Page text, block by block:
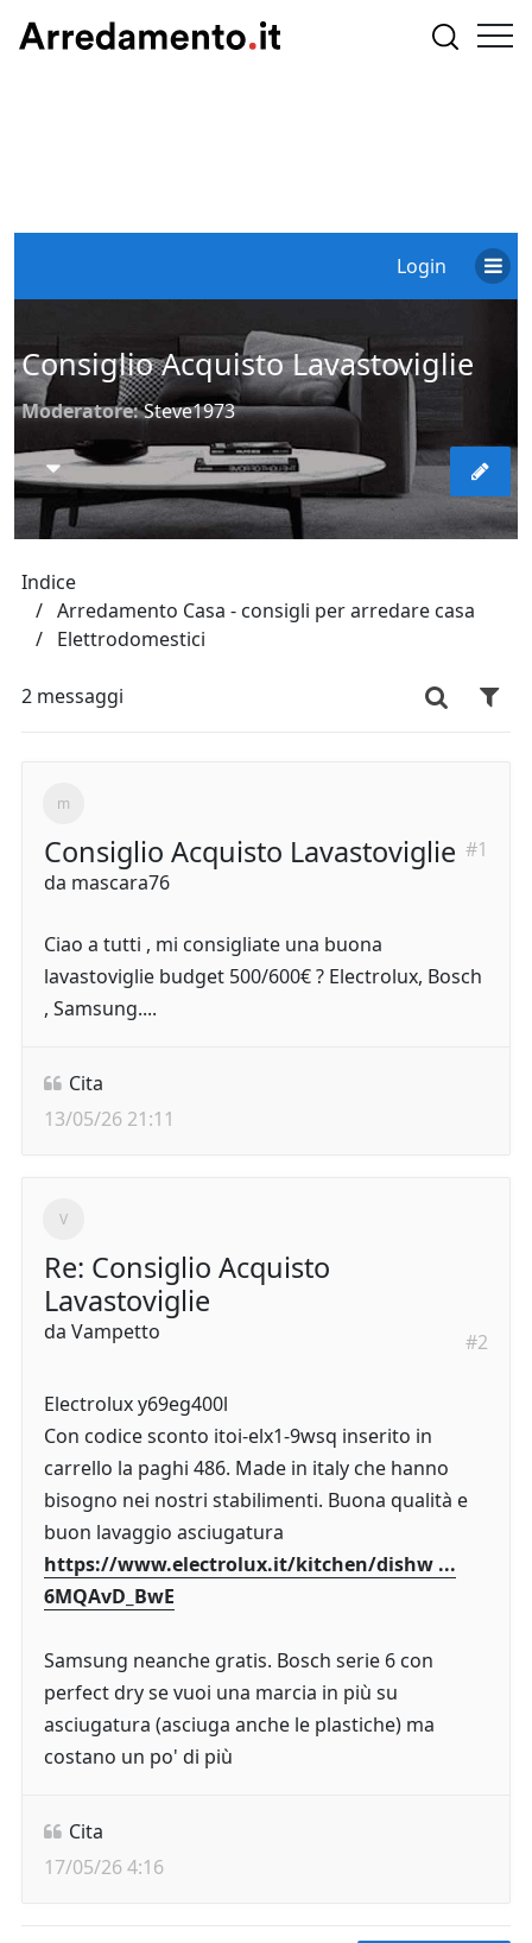
Login
Consiglio Acquisto Lavastoviglie
Moderatore:Steve1973
Indice
Arredamento Casa - consigli per arredare casa
Elettrodomestici
2 messaggi
Consiglio Acquisto Lavastoviglie #1
da mascara76
Ciao a tutti , mi consigliate una buona
lavastoviglie budget 500/600€ ? Electrolux, Bosch
, Samsung....
Cita
13/05/26 21:11
Re: Consiglio Acquisto
Lavastoviglie
#2
da Vampetto
Electrolux y69eg400l
Con codice sconto itoi-elx1-9wsq inserito in
carrello la paghi 486. Made in italy che hanno
bisogno nei nostri stabilimenti. Buona qualità e
buon lavaggio asciugatura
https://www.electrolux.it/kitchen/dishw ...
6MQAvD_BwE
Samsung neanche gratis. Bosch serie 6 con
perfect dry se vuoi una marcia in più su
asciugatura (asciuga anche le plastiche) ma
costano un po' di più
Cita
17/05/26 4:16